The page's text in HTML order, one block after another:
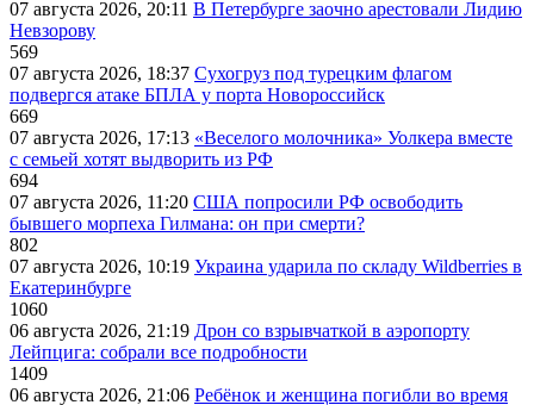
07 августа 2026, 20:11 В Петербурге заочно арестовали Лидию
Невзорову
569
07 августа 2026, 18:37 Сухогруз под турецким флагом
подвергся атаке БПЛА у порта Новороссийск
669
07 августа 2026, 17:13 «Веселого молочника» Уолкера вместе
с семьей хотят выдворить из РФ
694
07 августа 2026, 11:20 США попросили РФ освободить
бывшего морпеха Гилмана: он при смерти?
802
07 августа 2026, 10:19 Украина ударила по складу Wildberries в
Екатеринбурге
1060
06 августа 2026, 21:19 Дрон со взрывчаткой в аэропорту
Лейпцига: собрали все подробности
1409
06 августа 2026, 21:06 Ребёнок и женщина погибли во время